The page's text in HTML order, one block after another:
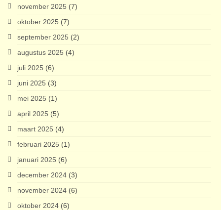
november 2025 (7)
oktober 2025 (7)
september 2025 (2)
augustus 2025 (4)
juli 2025 (6)
juni 2025 (3)
mei 2025 (1)
april 2025 (5)
maart 2025 (4)
februari 2025 (1)
januari 2025 (6)
december 2024 (3)
november 2024 (6)
oktober 2024 (6)